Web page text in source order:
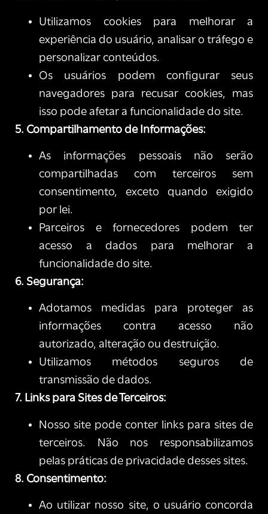
Utilizamos cookies para melhorar a
experiência do usuário, analisar o tráfego e
personalizar conteúdos.
Os usuários podem configurar seus
navegadores para recusar cookies, mas
isso pode afetar a funcionalidade do site.
5. Compartilhamento de Informações:
As informações pessoais não serão
compartilhadas com terceiros sem
consentimento, exceto quando exigido
por lei.
Parceiros e fornecedores podem ter
acesso a dados para melhorar a
funcionalidade do site.
6. Segurança:
Adotamos medidas para proteger as
informações contra acesso não
autorizado, alteração ou destruição.
Utilizamos métodos seguros de
transmissão de dados.
7. Links para Sites de Terceiros:
Nosso site pode conter links para sites de
terceiros. Não nos responsabilizamos
pelas práticas de privacidade desses sites.
8. Consentimento:
Ao utilizar nosso site, o usuário concorda